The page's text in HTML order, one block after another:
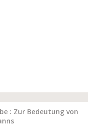
: Zur Bedeutung von